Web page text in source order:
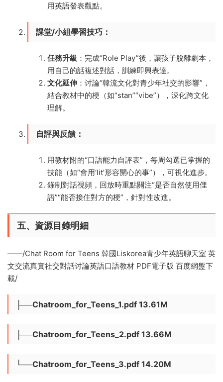
用英語發表觀點。
課堂/小組學習技巧 ：
任務升級 ：完成“Role Play”後，讓孩子脫離劇本，
用自己的話複述對話，訓練即興表達。
文化延伸 ：讨論“韓流文化對青少年社交的影響”，
結合教材中的梗（如“stan”“vibe”），深化跨文化
理解。
自評與反饋：
用教材附的“口語能力自評表”，每周勾選已掌握的
技能（如“會用‘lit’形容開心的事”），可視化進步。
錄制對話視頻，回放時重點關注“是否自然使用俚
語”“能否接住對方的梗”，針對性改進。
五、資源目錄明細
——/Chat Room for Teens 韓國Liskorea青少年英語聊天室 英
文交流真實社交對話讨論英語口語教材 PDF電子版 百度網盤下
載/
├──Chatroom_for_Teens_1.pdf 13.61M
├──Chatroom_for_Teens_2.pdf 13.66M
└──Chatroom_for_Teens_3.pdf 14.20M